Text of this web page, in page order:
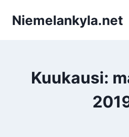
sisältöön
Niemelankyla.net
Kuukausi: